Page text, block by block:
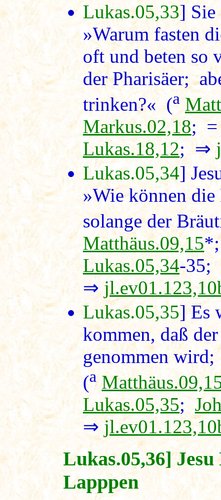
Lukas.05,33] Sie
»Warum fasten
oft und beten so
der Pharisäer;
trinken?« (a
Markus.02,18;
Lukas.18,12; ⇒
Lukas.05,34]
»Wie können die
solange der
Matthäus.09,15
Lukas.05,34-35;
⇒
Lukas.05,35] Es
kommen, daß
genommen wird;
(a
Lukas.05,35;
⇒
Lukas.05,36]
Lapppen